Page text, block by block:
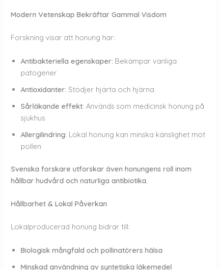
Modern Vetenskap Bekräftar Gammal Visdom
Forskning visar att honung har:
Antibakteriella egenskaper: Bekämpar vanliga
patogener
Antioxidanter: Stödjer hjärta och hjärna
Sårläkande effekt: Används som medicinsk honung på
sjukhus
Allergilindring: Lokal honung kan minska känslighet mot
pollen
Svenska forskare utforskar även honungens roll inom
hållbar hudvård och naturliga antibiotika.
Hållbarhet & Lokal Påverkan
Lokalproducerad honung bidrar till:
Biologisk mångfald och pollinatörers hälsa
Minskad användning av syntetiska läkemedel